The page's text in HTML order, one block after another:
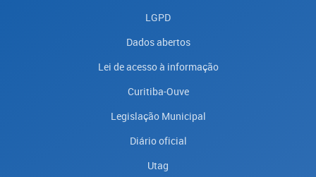
LGPD
Dados abertos
Lei de acesso à informação
Curitiba-Ouve
Legislação Municipal
Diário oficial
Utag